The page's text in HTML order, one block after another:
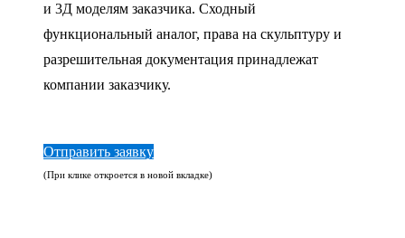
и 3Д моделям заказчика. Сходный
функциональный аналог, права на скульптуру и
разрешительная документация принадлежат
компании заказчику.
Отправить заявку
(При клике откроется в новой вкладке)